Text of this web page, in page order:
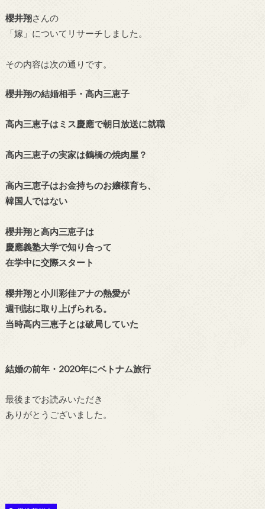
櫻井翔さんの
「嫁」についてリサーチしました。
その内容は次の通りです。
櫻井翔の結婚相手・高内三恵子
高内三恵子はミス慶應で朝日放送に就職
高内三恵子の実家は鶴橋の焼肉屋？
高内三恵子はお金持ちのお嬢様育ち、
韓国人ではない
櫻井翔と高内三恵子は
慶應義塾大学で知り合って
在学中に交際スタート
櫻井翔と小川彩佳アナの熱愛が
週刊誌に取り上げられる。
当時高内三恵子とは破局していた
結婚の前年・2020年にベトナム旅行
最後までお読みいただき
ありがとうございました。